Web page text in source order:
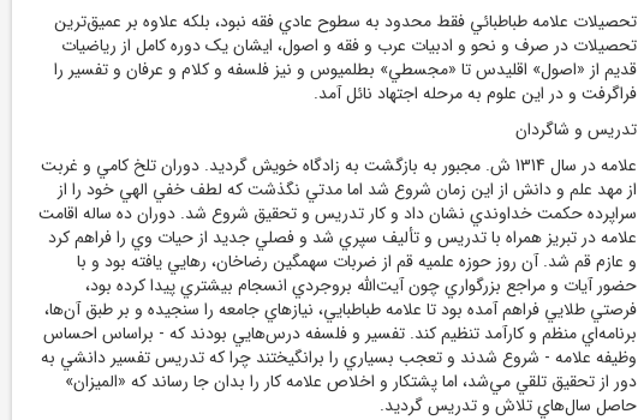
تحصيلات علامه طباطبائي فقط محدود به سطوح عادي فقه نبود، بلکه علاوه بر عميق‌ترين
تحصيلات در صرف و نحو و ادبيات عرب و فقه و اصول، ايشان يک دوره کامل از رياضيات
قديم از «اصول» اقليدس تا «مجسطي» بطلميوس و نيز فلسفه و کلام و عرفان و تفسير را
فراگرفت و در اين علوم به مرحله اجتهاد نائل آمد.
تدريس و شاگردان
علامه در سال 1314 ش. مجبور به بازگشت به زادگاه خويش گرديد. دوران تلخ کامي و غربت
از مهد علم و دانش از اين زمان شروع شد اما مدتي نگذشت که لطف خفي الهي خود را از
سراپرده حکمت خداوندي نشان داد و کار تدريس و تحقيق شروع شد. دوران ده ساله اقامت
علامه در تبريز همراه با تدريس و تأليف سپري شد و فصلي جديد از حيات وي را فراهم کرد
و عازم قم شد. آن روز حوزه علميه قم از ضربات سهمگين رضاخان، رهايي يافته بود و با
حضور آيات و مراجع بزرگواري چون آيت‌الله بروجردي انسجام بيشتري پيدا کرده بود،
فرصتي طلايي فراهم آمده بود تا علامه طباطبايي، نيازهاي جامعه را سنجيده و بر طبق آن‌ها،
برنامه‌اي منظم و کارآمد تنظيم کند. تفسير و فلسفه درس‌هايي بودند که - براساس احساس
وظيفه علامه - شروع شدند و تعجب بسياري را برانگيختند چرا که تدريس تفسير دانشي به
دور از تحقيق تلقي مي‌شد، اما پشتکار و اخلاص علامه کار را بدان جا رساند که «الميزان»
حاصل سال‌هاي تلاش و تدريس گرديد.